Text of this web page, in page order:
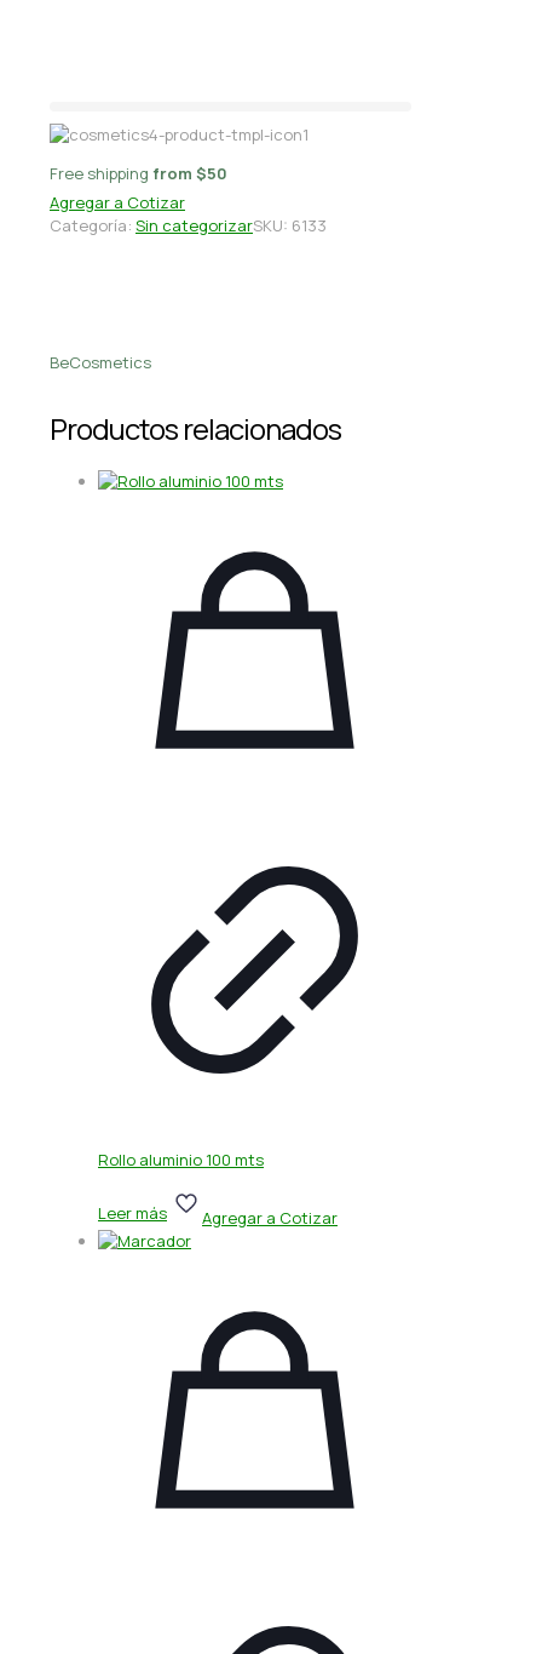
Free shipping from $50
Agregar a Cotizar
Categoría: Sin categorizarSKU: 6133
BeCosmetics
Productos relacionados
Rollo aluminio 100 mts
Leer más Agregar a Cotizar